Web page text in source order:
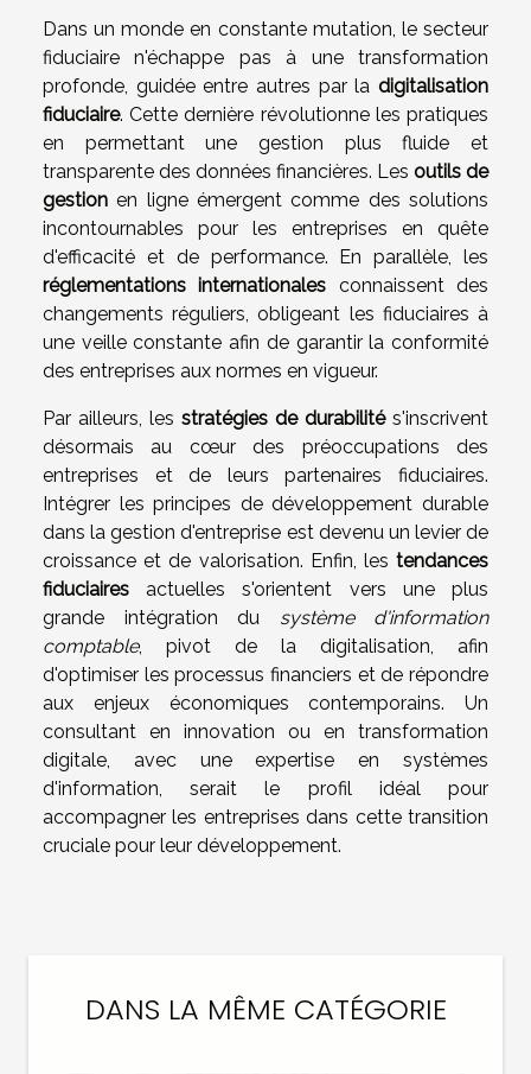
Dans un monde en constante mutation, le secteur
fiduciaire n'échappe pas à une transformation
profonde, guidée entre autres par la digitalisation
fiduciaire. Cette dernière révolutionne les pratiques
en permettant une gestion plus fluide et
transparente des données financières. Les outils de
gestion en ligne émergent comme des solutions
incontournables pour les entreprises en quête
d'efficacité et de performance. En parallèle, les
réglementations internationales connaissent des
changements réguliers, obligeant les fiduciaires à
une veille constante afin de garantir la conformité
des entreprises aux normes en vigueur.
Par ailleurs, les stratégies de durabilités'inscrivent
désormais au cœur des préoccupations des
entreprises et de leurs partenaires fiduciaires.
Intégrer les principes de développement durable
dans la gestion d'entreprise est devenu un levier de
croissance et de valorisation. Enfin, les tendances
fiduciaires actuelles s'orientent vers une plus
grande intégration du système d'information
comptable, pivot de la digitalisation, afin
d'optimiser les processus financiers et de répondre
aux enjeux économiques contemporains. Un
consultant en innovation ou en transformation
digitale, avec une expertise en systèmes
d'information, serait le profil idéal pour
accompagner les entreprises dans cette transition
cruciale pour leur développement.
DANS LA MÊME CATÉGORIE